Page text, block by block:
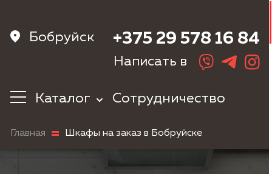
Бобруйск
Каталог
Корпусная
Сотрудничество
+375 29 578 16 84
Написать в
Главная Шкафы на заказ в Бобруйске